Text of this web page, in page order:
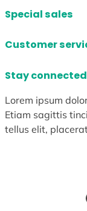
Special sales
Customer
Stay connected
Lorem ipsum
Etiam sagittis
tellus elit,